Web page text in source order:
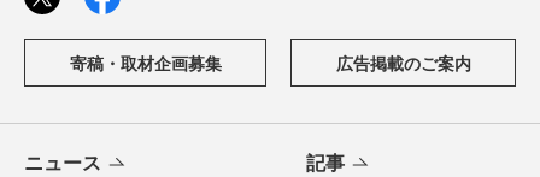
寄稿・取材企画募集 広告掲載のご案内
ニュース 記事